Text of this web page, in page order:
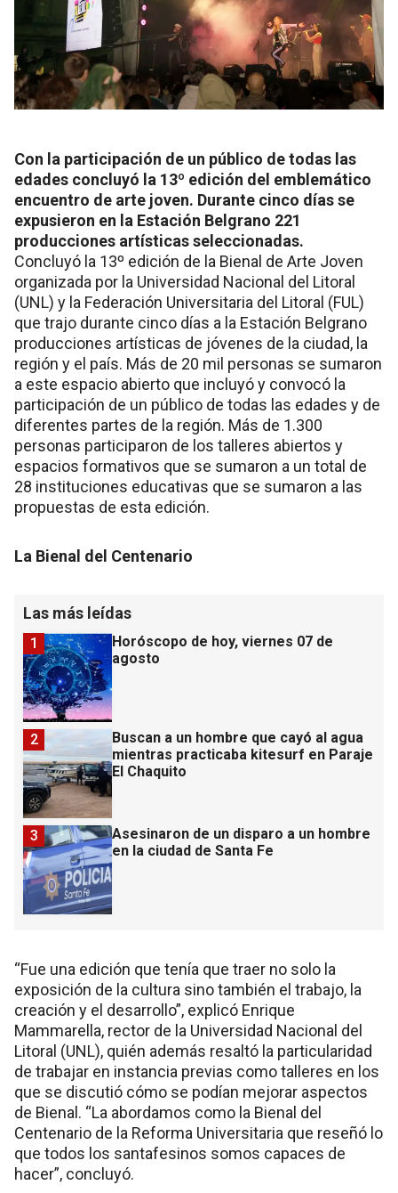
Con la participación de un público de todas las
edades concluyó la 13º edición del emblemático
encuentro de arte joven. Durante cinco días se
expusieron en la Estación Belgrano 221
producciones artísticas seleccionadas.
Concluyó la 13º edición de la Bienal de Arte Joven
organizada por la Universidad Nacional del Litoral
(UNL) y la Federación Universitaria del Litoral (FUL)
que trajo durante cinco días a la Estación Belgrano
producciones artísticas de jóvenes de la ciudad, la
región y el país. Más de 20 mil personas se sumaron
a este espacio abierto que incluyó y convocó la
participación de un público de todas las edades y de
diferentes partes de la región. Más de 1.300
personas participaron de los talleres abiertos y
espacios formativos que se sumaron a un total de
28 instituciones educativas que se sumaron a las
propuestas de esta edición.
La Bienal del Centenario
Las más leídas
Horóscopo de hoy, viernes 07 de
agosto
1
Buscan a un hombre que cayó al agua
mientras practicaba kitesurf en Paraje
El Chaquito
2
Asesinaron de un disparo a un hombre
en la ciudad de Santa Fe
3
“Fue una edición que tenía que traer no solo la
exposición de la cultura sino también el trabajo, la
creación y el desarrollo”, explicó Enrique
Mammarella, rector de la Universidad Nacional del
Litoral (UNL), quién además resaltó la particularidad
de trabajar en instancia previas como talleres en los
que se discutió cómo se podían mejorar aspectos
de Bienal. “La abordamos como la Bienal del
Centenario de la Reforma Universitaria que reseñó lo
que todos los santafesinos somos capaces de
hacer”, concluyó.